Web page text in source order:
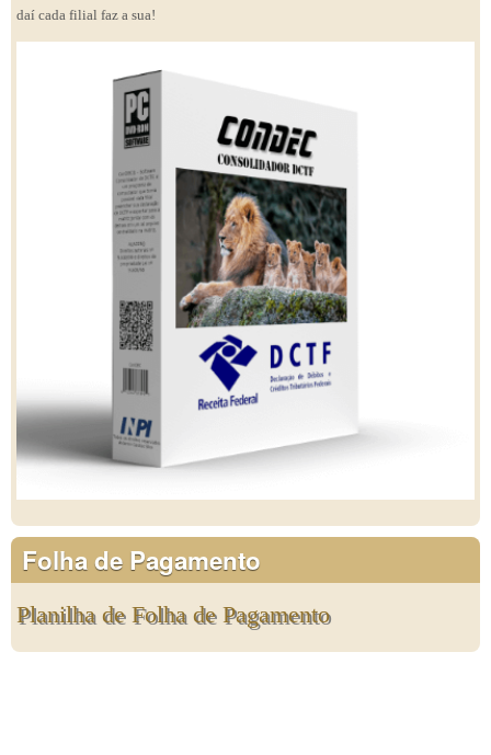
daí cada filial faz a sua!
Folha de Pagamento
Planilha de Folha de Pagamento